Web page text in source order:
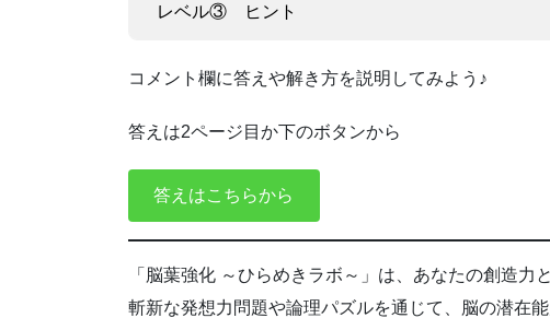
レベル③ ヒント
コメント欄に答えや解き方を説明してみよう♪
答えは2ページ目か下のボタンから
答えはこちらから
「脳葉強化 ～ひらめきラボ～」は、あなたの創造力
斬新な発想力問題や論理パズルを通じて、脳の潜在